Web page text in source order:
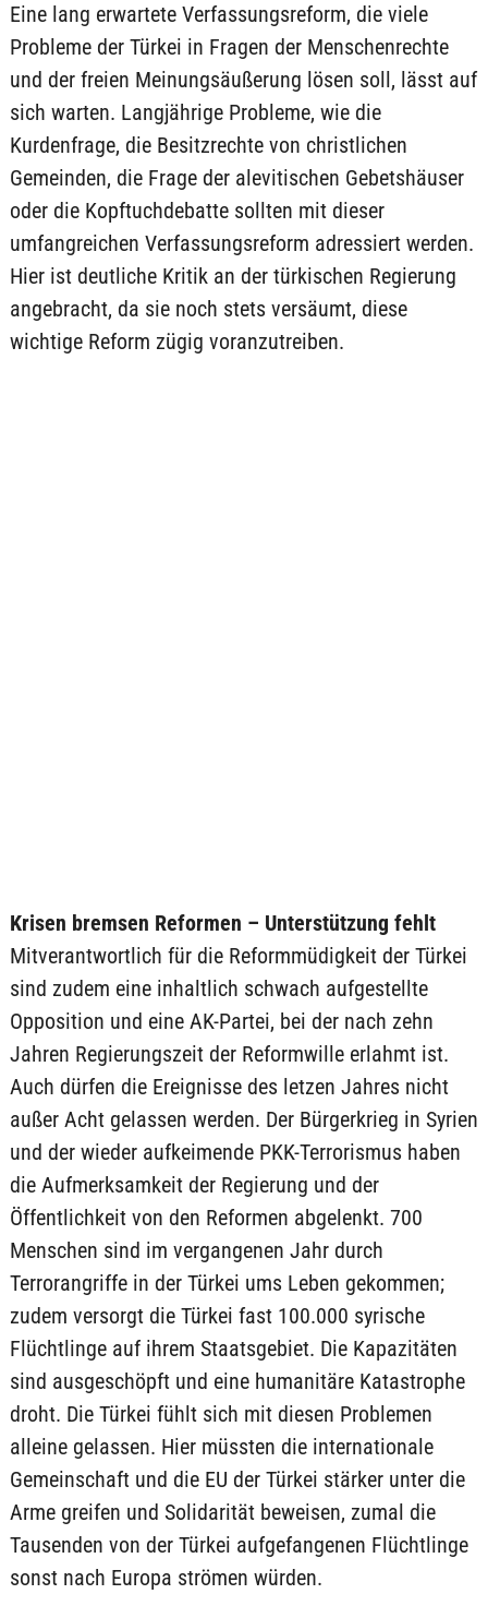
Eine lang erwartete Verfassungsreform, die viele
Probleme der Türkei in Fragen der Menschenrechte
und der freien Meinungsäußerung lösen soll, lässt auf
sich warten. Langjährige Probleme, wie die
Kurdenfrage, die Besitzrechte von christlichen
Gemeinden, die Frage der alevitischen Gebetshäuser
oder die Kopftuchdebatte sollten mit dieser
umfangreichen Verfassungsreform adressiert werden.
Hier ist deutliche Kritik an der türkischen Regierung
angebracht, da sie noch stets versäumt, diese
wichtige Reform zügig voranzutreiben.
Krisen bremsen Reformen – Unterstützung fehlt
Mitverantwortlich für die Reformmüdigkeit der Türkei
sind zudem eine inhaltlich schwach aufgestellte
Opposition und eine AK-Partei, bei der nach zehn
Jahren Regierungszeit der Reformwille erlahmt ist.
Auch dürfen die Ereignisse des letzen Jahres nicht
außer Acht gelassen werden. Der Bürgerkrieg in Syrien
und der wieder aufkeimende PKK-Terrorismus haben
die Aufmerksamkeit der Regierung und der
Öffentlichkeit von den Reformen abgelenkt. 700
Menschen sind im vergangenen Jahr durch
Terrorangriffe in der Türkei ums Leben gekommen;
zudem versorgt die Türkei fast 100.000 syrische
Flüchtlinge auf ihrem Staatsgebiet. Die Kapazitäten
sind ausgeschöpft und eine humanitäre Katastrophe
droht. Die Türkei fühlt sich mit diesen Problemen
alleine gelassen. Hier müssten die internationale
Gemeinschaft und die EU der Türkei stärker unter die
Arme greifen und Solidarität beweisen, zumal die
Tausenden von der Türkei aufgefangenen Flüchtlinge
sonst nach Europa strömen würden.